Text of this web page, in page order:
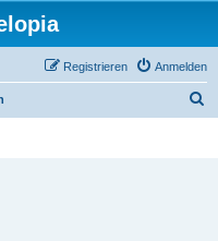
Anmelden
Registrieren